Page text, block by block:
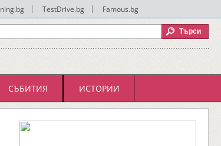
TestDrive.bg Famous.bg
СЪБИТИЯ ИСТОРИИ